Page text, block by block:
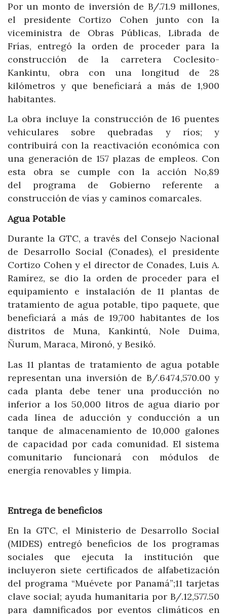
Por un monto de inversión de B/.71.9 millones,
el presidente Cortizo Cohen junto con la
viceministra de Obras Públicas, Librada de
Frías, entregó la orden de proceder para la
construcción de la carretera Coclesito-
Kankintu, obra con una longitud de 28
kilómetros y que beneficiará a más de 1,900
habitantes.
La obra incluye la construcción de 16 puentes
vehiculares sobre quebradas y ríos; y
contribuirá con la reactivación económica con
una generación de 157 plazas de empleos. Con
esta obra se cumple con la acción No,89
del programa de Gobierno referente a
construcción de vías y caminos comarcales.
Agua Potable
Durante la GTC, a través del Consejo Nacional
de Desarrollo Social (Conades), el presidente
Cortizo Cohen y el director de Conades, Luis A.
Ramírez, se dio la orden de proceder para el
equipamiento e instalación de 11 plantas de
tratamiento de agua potable, tipo paquete, que
beneficiará a más de 19,700 habitantes de los
distritos de Muna, Kankintú, Nole Duima,
Ñurum, Maraca, Mironó, y Besikó.
Las 11 plantas de tratamiento de agua potable
representan una inversión de B/.6474,570.00 y
cada planta debe tener una producción no
inferior a los 50,000 litros de agua diario por
cada línea de aducción y conducción a un
tanque de almacenamiento de 10,000 galones
de capacidad por cada comunidad. El sistema
comunitario funcionará con módulos de
energía renovables y limpia.
Entrega de beneficios
En la GTC, el Ministerio de Desarrollo Social
(MIDES) entregó beneficios de los programas
sociales que ejecuta la institución que
incluyeron siete certificados de alfabetización
del programa “Muévete por Panamá”;11 tarjetas
clave social; ayuda humanitaria por B/.12,577.50
para damnificados por eventos climáticos en